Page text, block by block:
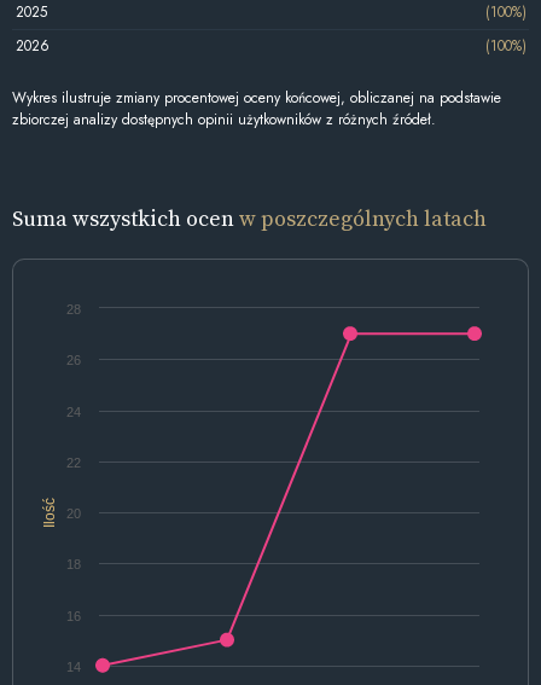
2025
(100%)
2026
(100%)
Wykres ilustruje zmiany procentowej oceny końcowej, obliczanej na podstawie
zbiorczej analizy dostępnych opinii użytkowników z różnych źródeł.
Suma wszystkich ocenw poszczególnych latach
Ilość
14
16
18
20
22
24
26
28